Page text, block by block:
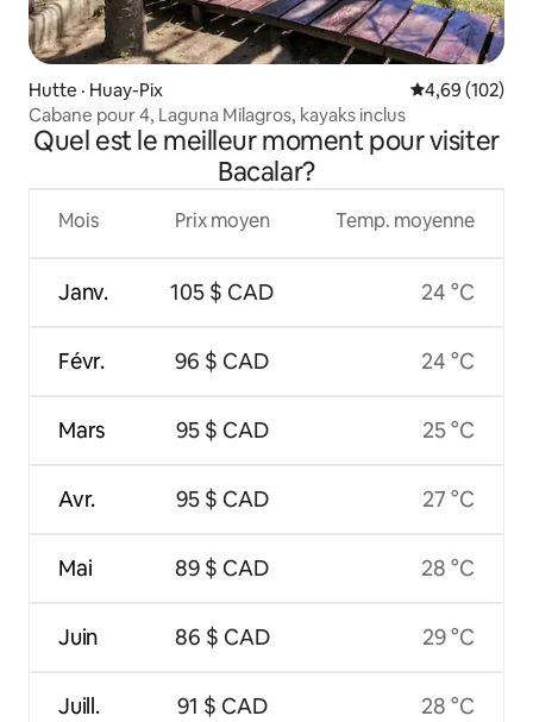
Hutte · Huay-Pix Note
4,69 (102)
Cabane pour 4, Laguna Milagros, kayaks inclus
Quel est le meilleur moment pour visiter
Bacalar?
Mois
Janv.
Févr.
Mars
Avr.
Mai
Juin
Juill.
Prix moyen
105 $ CAD
96 $ CAD
95 $ CAD
95 $ CAD
89 $ CAD
86 $ CAD
91 $ CAD
Temp. moyenne
24 °C
24 °C
25 °C
27 °C
28 °C
29 °C
28 °C